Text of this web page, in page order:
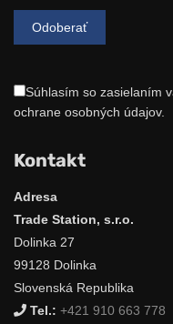
Súhlasím so zasielaním
ochrane osobných údajov.
Kontakt
Adresa
Trade Station, s.r.o.
Dolinka 27
99128 Dolinka
Slovenská Republika
Tel.: +421 910 663 778